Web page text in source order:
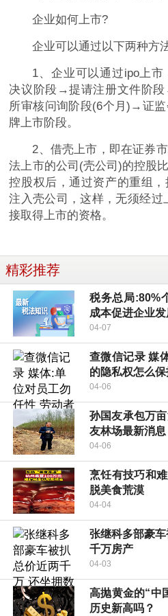
企业如何上市?
企业可以通过以下两种方
1、企业可以通过ipo上
决议阶段→提请注册文件阶
所审核问询阶段(6个月)→证
牌上市阶段。
2、借壳上市，即在证券
法上市的公司(壳公司)的控股
控股权后，通过资产的重组
注入壳公司，这样，无须经
接取得上市的资格。
精彩推荐
税务总局:80%
成本促进企业发
04-07
查微信记录 媒
的隐私权怎么保
04-06
孙国友承包万
友林场最新消息
04-06
烹饪有技巧和
脱美食荒漠
04-04
张继科多部豪
千万房产
04-03
高抛黄金的“中
历史新高吗？